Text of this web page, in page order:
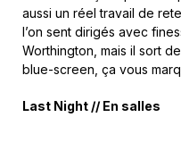
aussi un réel travail de
l’on sent dirigés avec
Worthington, mais il sort
blue-screen, ça vous
Last Night // En salles